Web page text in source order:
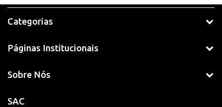
Categorias
Páginas Institucionais
Sobre Nós
SAC